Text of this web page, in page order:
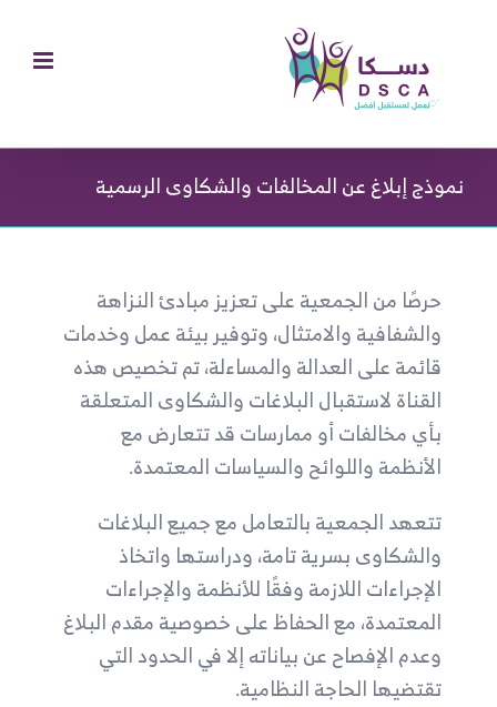
content
نموذج إبلاغ عن المخالفات والشكاوى الرسمية
حرصًا من الجمعية على تعزيز مبادئ النزاهة
والشفافية والامتثال، وتوفير بيئة عمل وخدمات
قائمة على العدالة والمساءلة، تم تخصيص هذه
القناة لاستقبال البلاغات والشكاوى المتعلقة
بأي مخالفات أو ممارسات قد تتعارض مع
الأنظمة واللوائح والسياسات المعتمدة.
تتعهد الجمعية بالتعامل مع جميع البلاغات
والشكاوى بسرية تامة، ودراستها واتخاذ
الإجراءات اللازمة وفقًا للأنظمة والإجراءات
المعتمدة، مع الحفاظ على خصوصية مقدم البلاغ
وعدم الإفصاح عن بياناته إلا في الحدود التي
تقتضيها الحاجة النظامية.